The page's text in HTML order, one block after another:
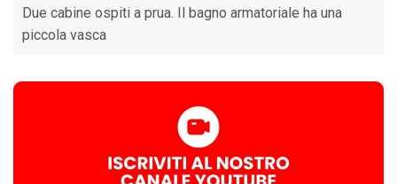
Due cabine ospiti a prua. Il bagno armatoriale ha una
piccola vasca